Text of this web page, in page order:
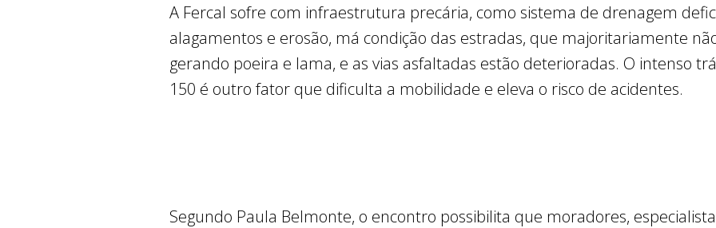
A Fercal sofre com infraestrutura precária, como sistema de drenagem
alagamentos e erosão, má condição das estradas, que majoritariamente
gerando poeira e lama, e as vias asfaltadas estão deterioradas. O intenso
150 é outro fator que dificulta a mobilidade e eleva o risco de acidentes.
Segundo Paula Belmonte, o encontro possibilita que moradores,